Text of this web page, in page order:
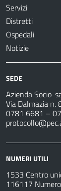
Servizi
Distretti
Ospedali
Notizie
SEDE
Azienda Socio-
Via Dalmazia n.
0781 6681 –
NUMERI UTILI
1533 Centro
116117